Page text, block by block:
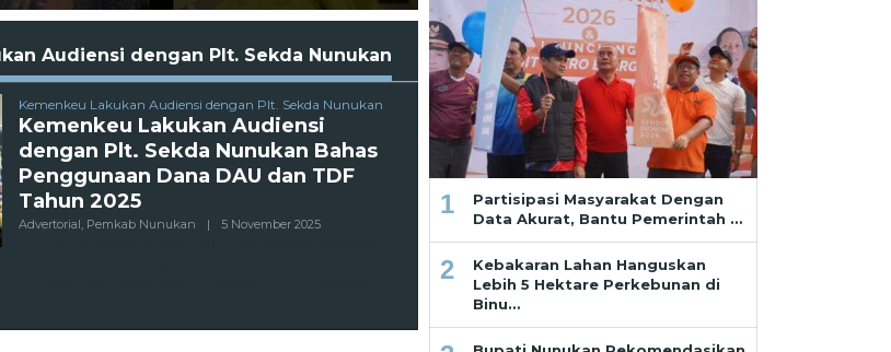
Audiensi dengan Plt. Sekda Nunukan
Kemenkeu Lakukan Audiensi dengan Plt. Sekda Nunukan
Kemenkeu Lakukan Audiensi
dengan Plt. Sekda Nunukan Bahas
Penggunaan Dana DAU dan TDF
Tahun 2025
Advertorial Pemkab Nunukan | 5 November 2025Oleh
1
Partisipasi Masyarakat Dengan
Data Akurat, Bantu Pemerintah …
2
Kebakaran Lahan Hanguskan
Lebih 5 Hektare Perkebunan di
Binu…